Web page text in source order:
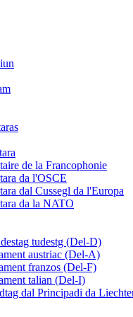
de la Francophonie
da l'OSCE
dal Cussegl da l'Europa
da la NATO
tudestg (Del-D)
austriac (Del-A)
franzos (Del-F)
talian (Del-I)
dal Principadi da